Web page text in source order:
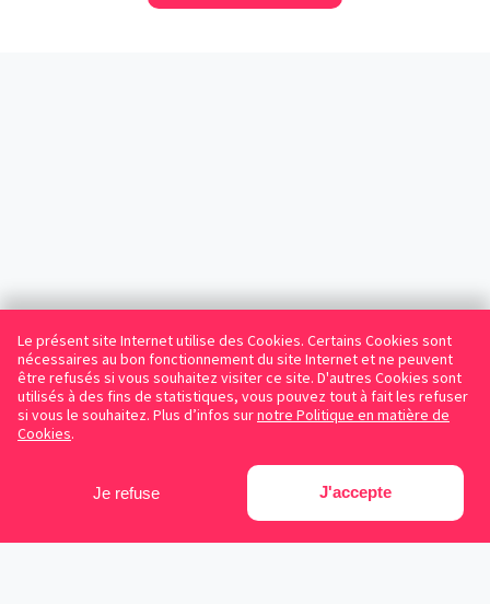
Le présent site Internet utilise des Cookies. Certains Cookies sont
nécessaires au bon fonctionnement du site Internet et ne peuvent
être refusés si vous souhaitez visiter ce site. D'autres Cookies sont
utilisés à des fins de statistiques, vous pouvez tout à fait les refuser
si vous le souhaitez. Plus d’infos surnotre Politique en matière de
Cookies.
Je refuse J'accepte